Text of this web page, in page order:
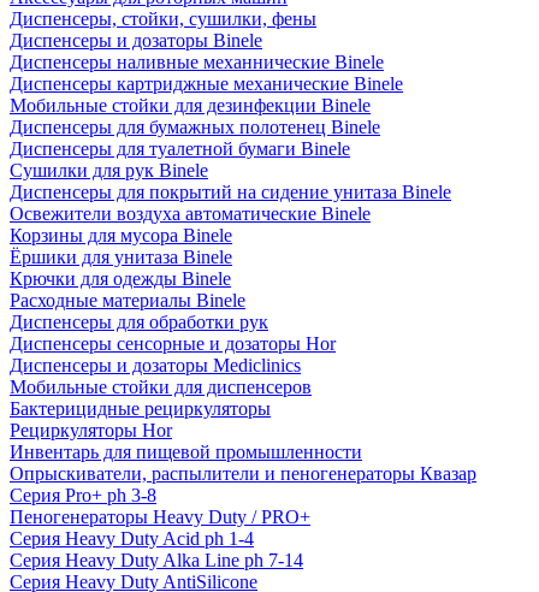
Диспенсеры, стойки, сушилки, фены
Диспенсеры и дозаторы Binele
Диспенсеры наливные механнические Binele
Диспенсеры картриджные механические Binele
Мобильные стойки для дезинфекции Binele
Диспенсеры для бумажных полотенец Binele
Диспенсеры для туалетной бумаги Binele
Сушилки для рук Binele
Диспенсеры для покрытий на сидение унитаза Binele
Освежители воздуха автоматические Binele
Корзины для мусора Binele
Ёршики для унитаза Binele
Крючки для одежды Binele
Расходные материалы Binele
Диспенсеры для обработки рук
Диспенсеры сенсорные и дозаторы Hor
Диспенсеры и дозаторы Mediclinics
Мобильные стойки для диспенсеров
Бактерицидные рециркуляторы
Рециркуляторы Hor
Инвентарь для пищевой промышленности
Опрыскиватели, распылители и пеногенераторы Квазар
Серия Pro+ ph 3-8
Пеногенераторы Heavy Duty / PRO+
Серия Heavy Duty Acid ph 1-4
Серия Heavy Duty Alka Line ph 7-14
Серия Heavy Duty AntiSilicone